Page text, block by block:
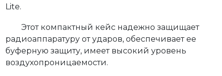
Lite.
Этот компактный кейс надежно защищает
радиоаппаратуру от ударов, обеспечивает ее
буферную защиту, имеет высокий уровень
воздухопроницаемости.